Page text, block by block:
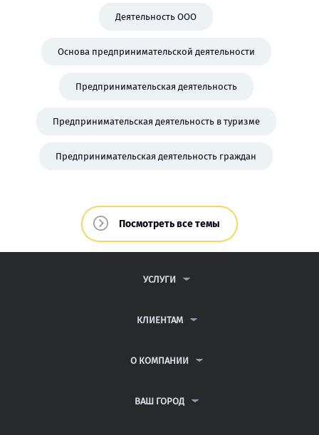
Деятельность ООО
Основа предпринимательской деятельности
Предпринимательская деятельность
Предпринимательская деятельность в туризме
Предпринимательская деятельность граждан
Посмотреть все темы
УСЛУГИ
ДИПЛОМНЫЕ РАБОТЫ
РЕФЕРАТЫ
КЛИЕНТАМ
АНТИПЛАГИАТ
ПУБЛИЧНАЯ ОФЕРТА
О КОМПАНИИ
КОНТАКТЫ
ВАШ ГОРОД